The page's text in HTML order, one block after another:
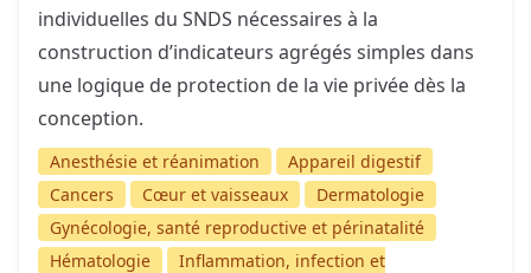
individuelles du SNDS nécessaires à la
construction d’indicateurs agrégés simples dans
une logique de protection de la vie privée dès la
conception.
Anesthésie et réanimation
Appareil digestif
Cancers
Cœur et vaisseaux
Dermatologie
Gynécologie, santé reproductive et périnatalité
Hématologie
Inflammation, infection et